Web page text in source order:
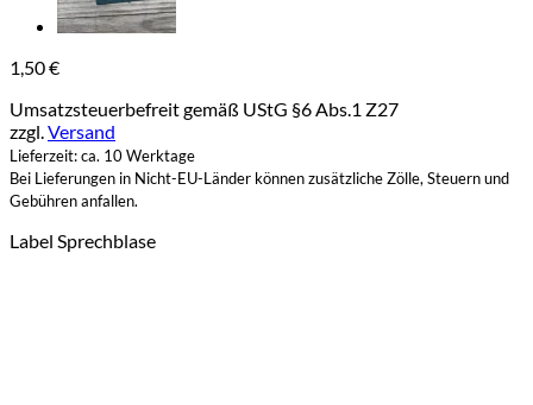
1,50€
Umsatzsteuerbefreit gemäß UStG §6 Abs.1 Z27
zzgl.Versand
Lieferzeit: ca. 10 Werktage
Bei Lieferungen in Nicht-EU-Länder können zusätzliche Zölle, Steuern und
Gebühren anfallen.
Label Sprechblase